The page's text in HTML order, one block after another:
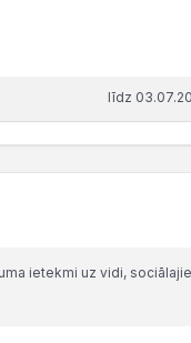
līdz
ietekmi uz vidi,